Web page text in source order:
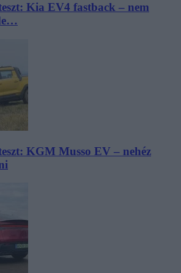
Kia EV4 fastback – nem
KGM Musso EV – nehéz